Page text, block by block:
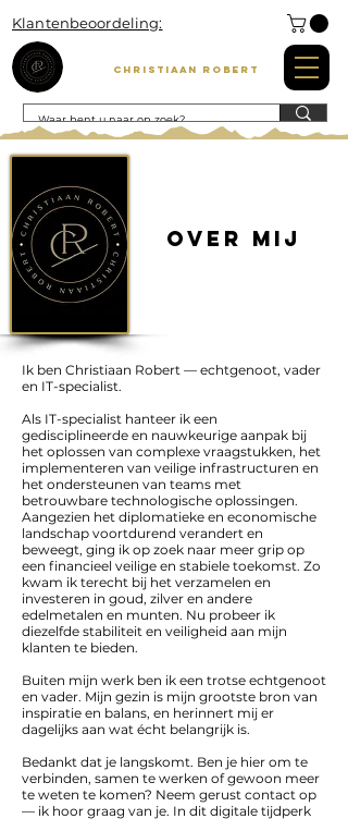
Klantenbeoordeling:
Christiaan Robert
OVer mij
Ik ben Christiaan Robert — echtgenoot, vader
en IT-specialist.
Als IT-specialist hanteer ik een
gedisciplineerde en nauwkeurige aanpak bij
het oplossen van complexe vraagstukken, het
implementeren van veilige infrastructuren en
het ondersteunen van teams met
betrouwbare technologische oplossingen.
Aangezien het diplomatieke en economische
landschap voortdurend verandert en
beweegt, ging ik op zoek naar meer grip op
een financieel veilige en stabiele toekomst. Zo
kwam ik terecht bij het verzamelen en
investeren in goud, zilver en andere
edelmetalen en munten. Nu probeer ik
diezelfde stabiliteit en veiligheid aan mijn
klanten te bieden.
Buiten mijn werk ben ik een trotse echtgenoot
en vader. Mijn gezin is mijn grootste bron van
inspiratie en balans, en herinnert mij er
dagelijks aan wat écht belangrijk is.
Bedankt dat je langskomt. Ben je hier om te
verbinden, samen te werken of gewoon meer
te weten te komen? Neem gerust contact op
— ik hoor graag van je. In dit digitale tijdperk